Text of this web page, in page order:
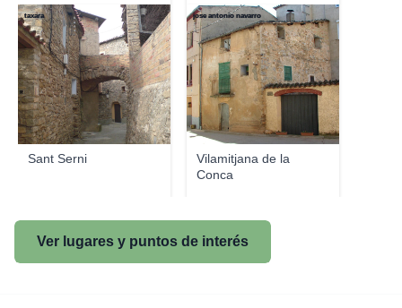
Sant Serni
taxara
Vilamitjana de la
Conca
jose antonio navarro
Ver lugares y puntos de interés